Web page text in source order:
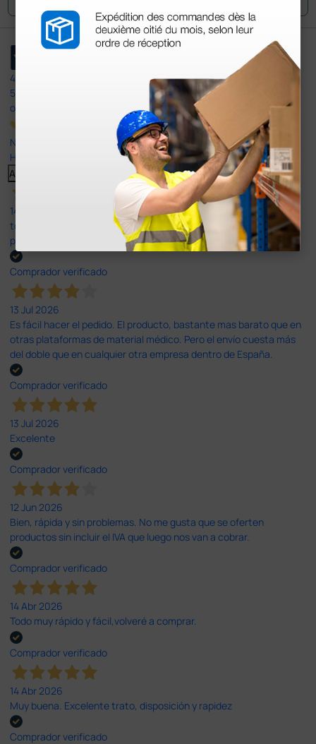
4,4
597
opiniones
Nuestras reseñas de 4 y 5 estrellas.
Haga clic aquí para leerlos todos >
Anterior
14 Jul 2026
todo correcto. podria señalar que un poco caro los portes y el
plazo de entrega se alarga.
Comprador verificado
13 Jul 2026
Es fácil hacer el pedido. El producto, bastante mas barato que en
otras plataformas de material médico. Pero el envío cuesta más
del doble que en cualquier otra empresa dentro de España.
Comprador verificado
13 Jul 2026
Excelente
Comprador verificado
12 Jun 2026
Bien, rápida y sin problemas. No me gusta que se oferten
productos sin incluir el IVA que luego nos van a cobrar.
Comprador verificado
14 Abr 2026
Todo muy rápido y fácil,volveré a comprar.
Comprador verificado
14 Abr 2026
Muy buena. Excelente trato, disposición y rapidez
Comprador verificado